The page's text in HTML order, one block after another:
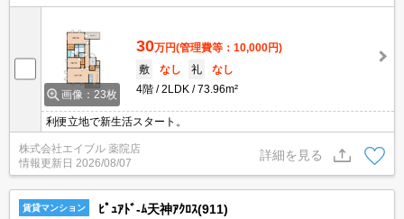
画像：23枚
30万円(管理費等：10,000円)
敷
なし 礼
なし
4階
2LDK 73.96m²
利便立地で新生活スタート。
株式会社エイブル 薬院店
情報更新日 2026/08/07
詳細を見る
賃貸マンション ﾋﾟｭｱﾄﾞ-ﾑ天神ｱｸﾛｽ(911)